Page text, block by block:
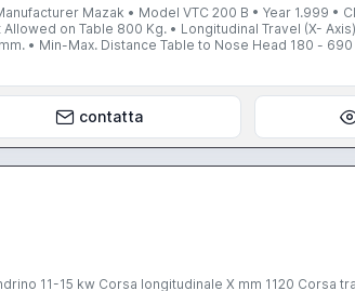
Mazak • Model VTC 200 B • Year 1.999 •
on Table 800 Kg. • Longitudinal Travel (X-
• Min-Max. Distance Table to Nose Head 180 -
NEW More information:
mazak-vtc-200b/
contatta